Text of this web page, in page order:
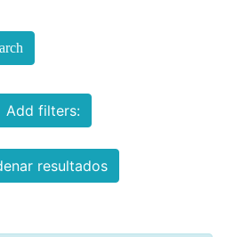
Add filters:
resultados